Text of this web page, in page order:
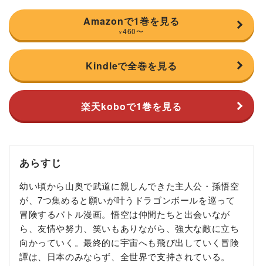
Amazonで1巻を見る
¥ 460〜
Kindleで全巻を見る
楽天koboで1巻を見る
あらすじ
幼い頃から山奥で武道に親しんできた主人公・孫悟空
が、7つ集めると願いが叶うドラゴンボールを巡って
冒険するバトル漫画。悟空は仲間たちと出会いなが
ら、友情や努力、笑いもありながら、強大な敵に立ち
向かっていく。最終的に宇宙へも飛び出していく冒険
譚は、日本のみならず、全世界で支持されている。